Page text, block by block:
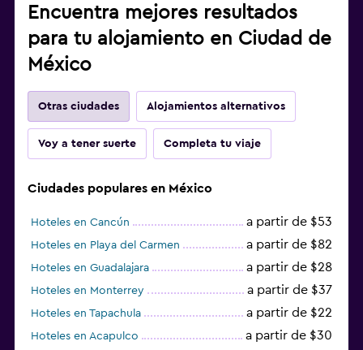
Encuentra mejores resultados
para tu alojamiento en Ciudad de
México
Otras ciudades Alojamientos alternativos
Voy a tener suerte Completa tu viaje
Ciudades populares en México
Hoteles en Cancún a partir de $53
Hoteles en Playa del Carmen a partir de $82
Hoteles en Guadalajara a partir de $28
Hoteles en Monterrey a partir de $37
Hoteles en Tapachula a partir de $22
Hoteles en Acapulco a partir de $30